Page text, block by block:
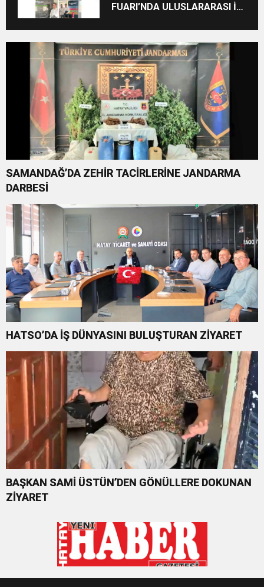
FUARI’NDA ULUSLARARASI İŞ
BAŞLADI
SAMANDAĞ’DA ZEHİR TACİRLERİNE JANDARMA
DARBESİ
HATSO’DA İŞ DÜNYASINI BULUŞTURAN ZİYARET
BAŞKAN SAMİ ÜSTÜN’DEN GÖNÜLLERE DOKUNAN
ZİYARET